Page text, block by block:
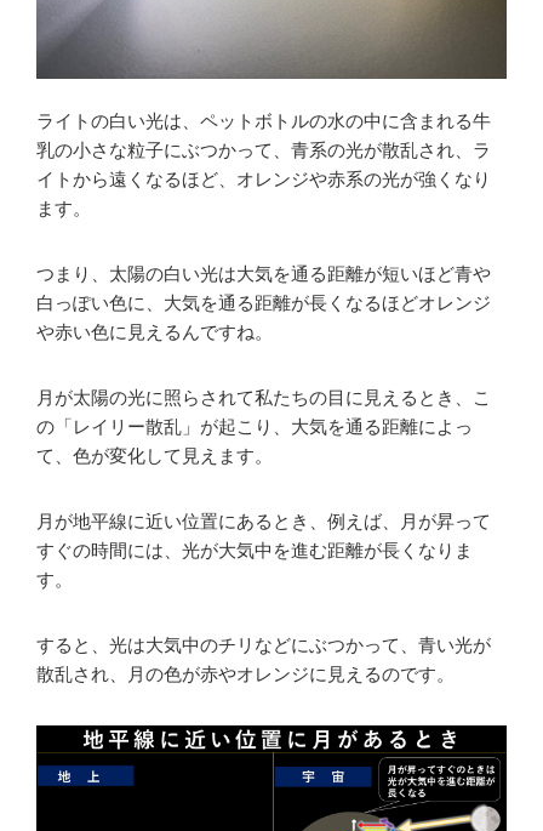
ライトの白い光は、ペットボトルの水の中に含まれる牛
乳の小さな粒子にぶつかって、青系の光が散乱され、ラ
イトから遠くなるほど、オレンジや赤系の光が強くなり
ます。
つまり、太陽の白い光は大気を通る距離が短いほど青や
白っぽい色に、大気を通る距離が長くなるほどオレンジ
や赤い色に見えるんですね。
月が太陽の光に照らされて私たちの目に見えるとき、こ
の「レイリー散乱」が起こり、大気を通る距離によっ
て、色が変化して見えます。
月が地平線に近い位置にあるとき、例えば、月が昇って
すぐの時間には、光が大気中を進む距離が長くなりま
す。
すると、光は大気中のチリなどにぶつかって、青い光が
散乱され、月の色が赤やオレンジに見えるのです。